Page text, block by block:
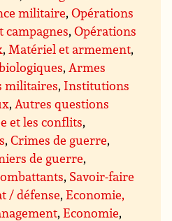
militaire,Opérations
campagnes,Opérations
,Matériel et armement,
,Armes
militaires, Institutions
,Autres questions
et les conflits,
,Crimes de guerre,
de guerre,
, Savoir-faire
/ défense,Economie,
,Economie,